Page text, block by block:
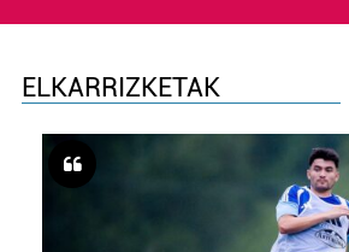
ELKARRIZKETAK